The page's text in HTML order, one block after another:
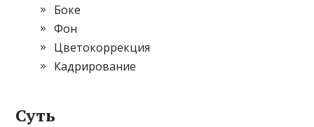
Боке
Фон
Цветокоррекция
Кадрирование
Суть